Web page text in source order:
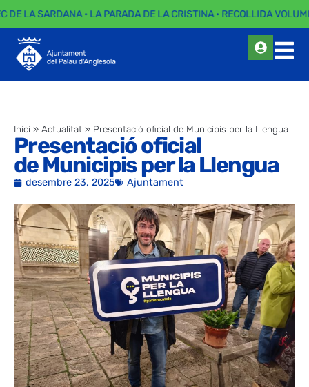
DE LA SARDANA · LA PARADA DE LA CRISTINA · RECOLLIDA
Inici » Actualitat » Presentació oficial de Municipis per la Llengua
Presentació oficial
de Municipis per la Llengua
desembre 23, 2025 Ajuntament